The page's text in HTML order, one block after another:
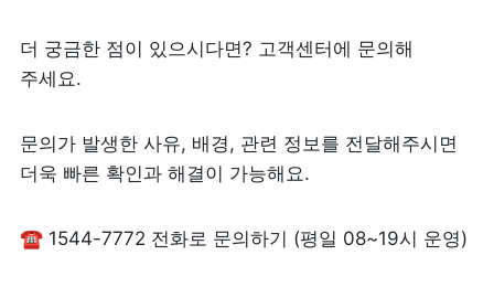
더 궁금한 점이 있으시다면? 고객센터에 문의해
주세요.
문의가 발생한 사유, 배경, 관련 정보를 전달해주시면
더욱 빠른 확인과 해결이 가능해요.
☎️ 1544-7772 전화로 문의하기 (평일 08~19시 운영)